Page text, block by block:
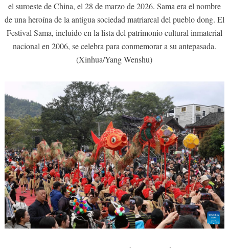
el suroeste de China, el 28 de marzo de 2026. Sama era el nombre
de una heroína de la antigua sociedad matriarcal del pueblo dong. El
Festival Sama, incluido en la lista del patrimonio cultural inmaterial
nacional en 2006, se celebra para conmemorar a su antepasada.
(Xinhua/Yang Wenshu)